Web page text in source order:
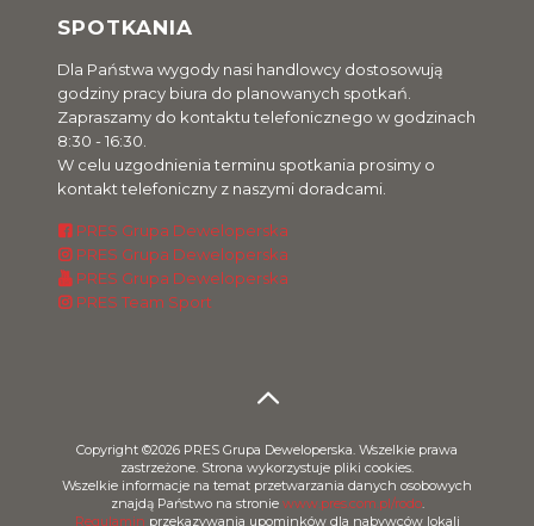
SPOTKANIA
Dla Państwa wygody nasi handlowcy dostosowują
godziny pracy biura do planowanych spotkań.
Zapraszamy do kontaktu telefonicznego w godzinach
8:30 - 16:30.
W celu uzgodnienia terminu spotkania prosimy o
kontakt telefoniczny z naszymi doradcami.
PRES Grupa Deweloperska
PRES Grupa Deweloperska
PRES Grupa Deweloperska
PRES Team Sport
Copyright ©2026 PRES Grupa Deweloperska. Wszelkie prawa
zastrzeżone. Strona wykorzystuje pliki cookies.
Wszelkie informacje na temat przetwarzania danych osobowych
znajdą Państwo na stronie www.pres.com.pl/rodo.
Regulamin przekazywania upominków dla nabywców lokali